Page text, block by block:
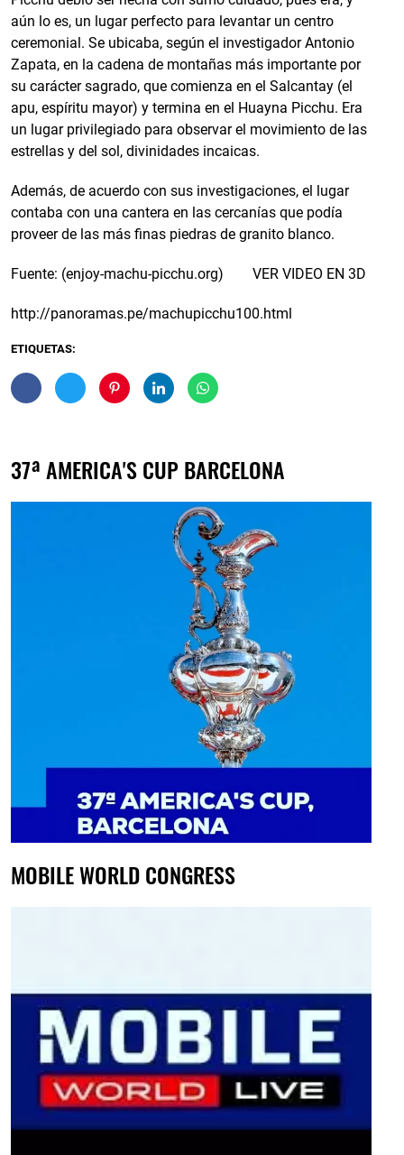
aún lo es, un lugar perfecto para levantar un centro
ceremonial. Se ubicaba, según el investigador Antonio
Zapata, en la cadena de montañas más importante por
su carácter sagrado, que comienza en el Salcantay (el
apu, espíritu mayor) y termina en el Huayna Picchu. Era
un lugar privilegiado para observar el movimiento de las
estrellas y del sol, divinidades incaicas.
Además, de acuerdo con sus investigaciones, el lugar
contaba con una cantera en las cercanías que podía
proveer de las más finas piedras de granito blanco.
Fuente: (enjoy-machu-picchu.org) VER VIDEO EN 3D
http://panoramas.pe/machupicchu100.html
ETIQUETAS:
37ª AMERICA'S CUP BARCELONA
MOBILE WORLD CONGRESS